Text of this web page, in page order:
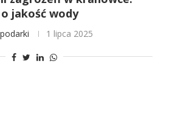
jakość wody
1 lipca 2025